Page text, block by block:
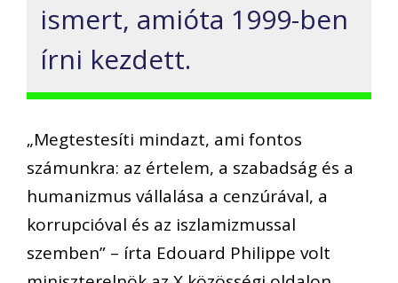
ismert, amióta 1999-ben
írni kezdett.
„Megtestesíti mindazt, ami fontos
számunkra: az értelem, a szabadság és a
humanizmus vállalása a cenzúrával, a
korrupcióval és az iszlamizmussal
szemben” – írta Edouard Philippe volt